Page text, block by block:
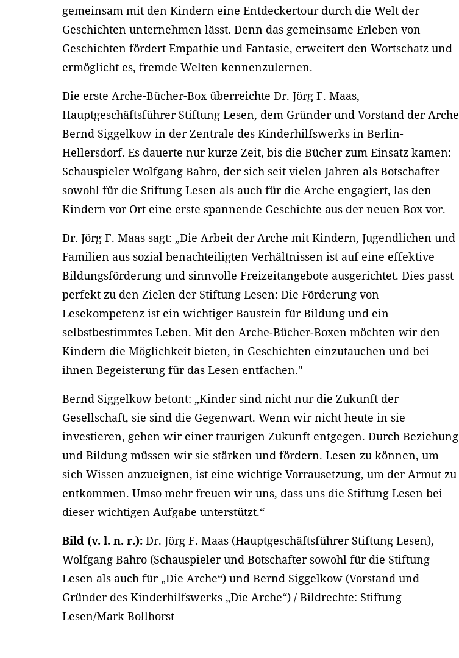
gemeinsam mit den Kindern eine Entdeckertour durch die Welt der
Geschichten unternehmen lässt. Denn das gemeinsame Erleben von
Geschichten fördert Empathie und Fantasie, erweitert den Wortschatz und
ermöglicht es, fremde Welten kennenzulernen.
Die erste Arche-Bücher-Box überreichte Dr. Jörg F. Maas,
Hauptgeschäftsführer Stiftung Lesen, dem Gründer und Vorstand der Arche
Bernd Siggelkow in der Zentrale des Kinderhilfswerks in Berlin-
Hellersdorf. Es dauerte nur kurze Zeit, bis die Bücher zum Einsatz kamen:
Schauspieler Wolfgang Bahro, der sich seit vielen Jahren als Botschafter
sowohl für die Stiftung Lesen als auch für die Arche engagiert, las den
Kindern vor Ort eine erste spannende Geschichte aus der neuen Box vor.
Dr. Jörg F. Maas sagt: „Die Arbeit der Arche mit Kindern, Jugendlichen und
Familien aus sozial benachteiligten Verhältnissen ist auf eine effektive
Bildungsförderung und sinnvolle Freizeitangebote ausgerichtet. Dies passt
perfekt zu den Zielen der Stiftung Lesen: Die Förderung von
Lesekompetenz ist ein wichtiger Baustein für Bildung und ein
selbstbestimmtes Leben. Mit den Arche-Bücher-Boxen möchten wir den
Kindern die Möglichkeit bieten, in Geschichten einzutauchen und bei
ihnen Begeisterung für das Lesen entfachen."
Bernd Siggelkow betont: „Kinder sind nicht nur die Zukunft der
Gesellschaft, sie sind die Gegenwart. Wenn wir nicht heute in sie
investieren, gehen wir einer traurigen Zukunft entgegen. Durch Beziehung
und Bildung müssen wir sie stärken und fördern. Lesen zu können, um
sich Wissen anzueignen, ist eine wichtige Vorrausetzung, um der Armut zu
entkommen. Umso mehr freuen wir uns, dass uns die Stiftung Lesen bei
dieser wichtigen Aufgabe unterstützt.“
Bild (v. l. n. r.): Dr. Jörg F. Maas (Hauptgeschäftsführer Stiftung Lesen),
Wolfgang Bahro (Schauspieler und Botschafter sowohl für die Stiftung
Lesen als auch für „Die Arche“) und Bernd Siggelkow (Vorstand und
Gründer des Kinderhilfswerks „Die Arche“) / Bildrechte: Stiftung
Lesen/Mark Bollhorst